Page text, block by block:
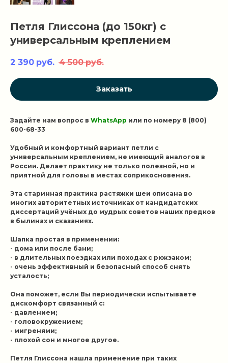
Петля Глиссона (до 150кг) с
универсальным креплением
2 390 руб. 4 500 руб.
Заказать
Задайте нам вопрос в WhatsApp или по номеру ‭8 (800)
600-68-33‬
Удобный и комфортный вариант петли с
универсальным креплением, не имеющий аналогов в
России. Делает практику не только полезной, но и
приятной для головы в местах соприкосновения.
Эта старинная практика растяжки шеи описана во
многих авторитетных источниках от кандидатских
диссертаций учёных до мудрых советов наших предков
в былинах и сказаниях.
Шапка простая в применении:
- дома или после бани;
- в длительных поездках или походах с рюкзаком;
- очень эффективный и безопасный способ снять
усталость;
Она поможет, если Вы периодически испытываете
дискомфорт связанный с:
- давлением;
- головокружением;
- мигренями;
- плохой сон и многое другое.
Петля Глиссона нашла применение при таких